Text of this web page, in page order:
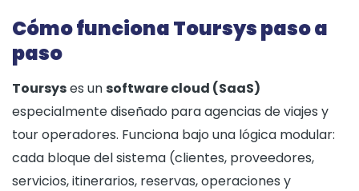
Cómo funciona Toursys paso a
paso
Toursyses unsoftware cloud (SaaS)
especialmente diseñado para agencias de viajes y
tour operadores. Funciona bajo una lógica modular:
cada bloque del sistema (clientes, proveedores,
servicios, itinerarios, reservas, operaciones y